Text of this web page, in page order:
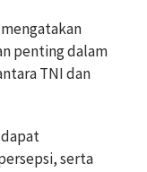
penting dalam
TNI dan
serta